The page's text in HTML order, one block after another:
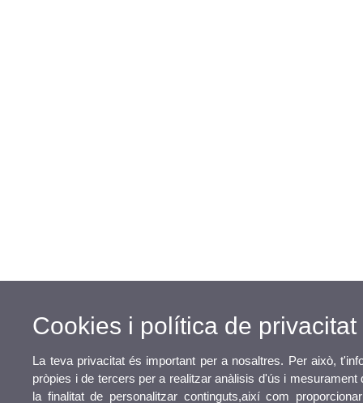
Cookies i política de privacitat
La teva privacitat és important per a nosaltres. Per això,
pròpies i de tercers per a realitzar anàlisis d'ús i mesurament
la finalitat de personalitzar continguts,així com